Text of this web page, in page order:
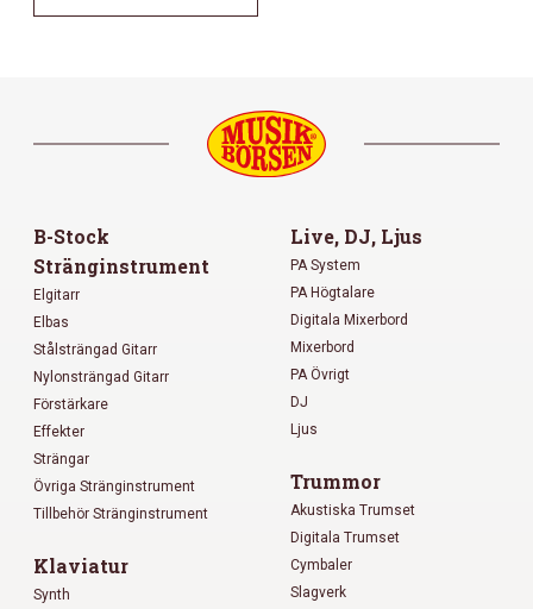
B-Stock
Stränginstrument
Elgitarr
Elbas
Stålsträngad Gitarr
Nylonsträngad Gitarr
Förstärkare
Effekter
Strängar
Övriga Stränginstrument
Tillbehör Stränginstrument
Klaviatur
Synth
Live, DJ, Ljus
PA System
PA Högtalare
Digitala Mixerbord
Mixerbord
PA Övrigt
DJ
Ljus
Trummor
Akustiska Trumset
Digitala Trumset
Cymbaler
Slagverk